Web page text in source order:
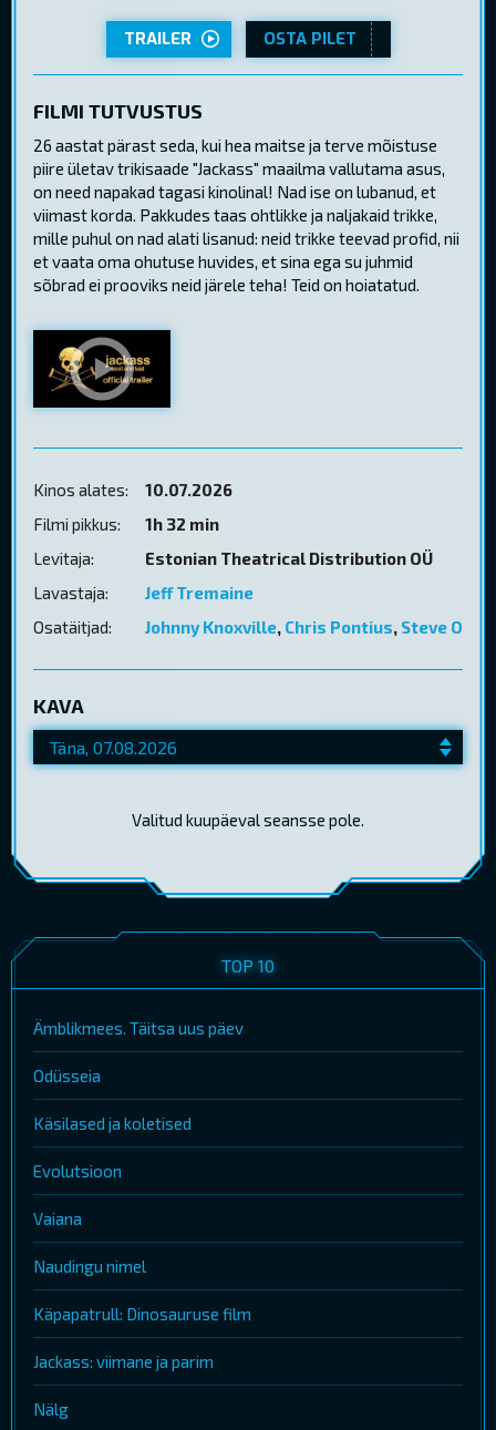
TRAILER OSTA PILET
FILMI TUTVUSTUS
26 aastat pärast seda, kui hea maitse ja terve mõistuse
piire ületav trikisaade "Jackass" maailma vallutama asus,
on need napakad tagasi kinolinal! Nad ise on lubanud, et
viimast korda. Pakkudes taas ohtlikke ja naljakaid trikke,
mille puhul on nad alati lisanud: neid trikke teevad profid, nii
et vaata oma ohutuse huvides, et sina ega su juhmid
sõbrad ei prooviks neid järele teha! Teid on hoiatatud.
Kinos alates:
10.07.2026
Filmi pikkus:
1h 32 min
Levitaja:
Estonian Theatrical Distribution OÜ
Lavastaja:
Jeff Tremaine
Osatäitjad:
Johnny Knoxville, Chris Pontius, Steve O
KAVA
Valitud kuupäeval seansse pole.
TOP 10
Ämblikmees. Täitsa uus päev
Odüsseia
Käsilased ja koletised
Evolutsioon
Vaiana
Naudingu nimel
Käpapatrull: Dinosauruse film
Jackass: viimane ja parim
Nälg